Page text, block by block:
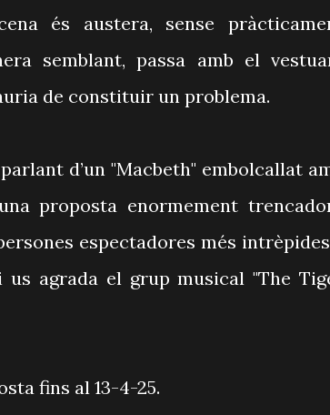
és austera, sense
semblant, passa amb el
de constituir un problema.
d’un "Macbeth" embolcallat
proposta enormement
espectadores més
agrada el grup musical "The
fins al 13-4-25.